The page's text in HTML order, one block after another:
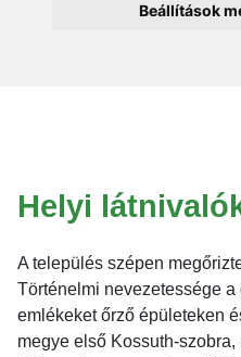
Beállítások
Helyi
A település szépen
Történelmi nevezetessége
emlékeket őrző épületeken
megye első Kossuth-szobra,